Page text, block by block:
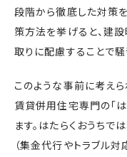
段階から徹底した対策
策方法を挙げると、建
取りに配慮することで騒
このような事前に考え
賃貸併用住宅専門の「は
ます。はたらくおうちで
（集金代行やトラブル対